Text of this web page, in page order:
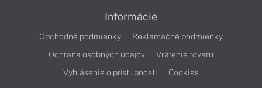
Informácie
Obchodné podmienky
Reklamačné podmienky
Ochrana osobných údajov
Vrátenie tovaru
Vyhlásenie o prístupnosti
Cookies